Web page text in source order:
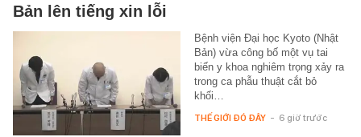
Bản lên tiếng xin lỗi
Bệnh viện Đại học Kyoto (Nhật
Bản) vừa công bố một vụ tai
biến y khoa nghiêm trọng xảy ra
trong ca phẫu thuật cắt bỏ
khối…
THẾ GIỚI ĐÓ ĐÂY - 6 giờ trước